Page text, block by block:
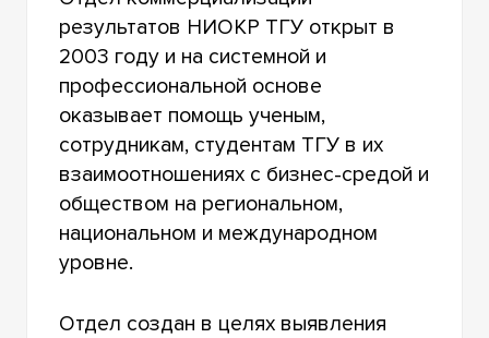
результатов НИОКР ТГУ открыт в
2003 году и на системной и
профессиональной основе
оказывает помощь ученым,
сотрудникам, студентам ТГУ в их
взаимоотношениях с бизнес-средой и
обществом на региональном,
национальном и международном
уровне.
Отдел создан в целях выявления